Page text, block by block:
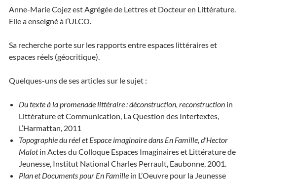
Anne-Marie Cojez est Agrégée de Lettres et Docteur en Littérature.
Elle a enseigné à l’ULCO.
Sa recherche porte sur les rapports entre espaces littéraires et
espaces réels (géocritique).
Quelques-uns de ses articles sur le sujet :
Du texte à la promenade littéraire : déconstruction, reconstruction in
Littérature et Communication, La Question des Intertextes,
L’Harmattan, 2011
Topographie du réel et Espace imaginaire dans En Famille, d’Hector
Malotin Actes du Colloque Espaces Imaginaires et Littérature de
Jeunesse, Institut National Charles Perrault, Eaubonne, 2001.
Plan et Documents pour En Famille in L’Oeuvre pour la Jeunesse